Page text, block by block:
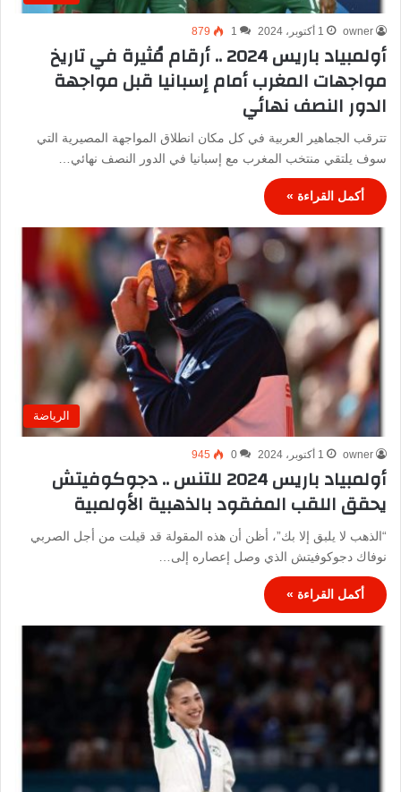
owner 1 أكتوبر، 2024 1
879
أولمبياد باريس 2024 .. أرقام مُثيرة في تاريخ
مواجهات المغرب أمام إسبانيا قبل مواجهة
الدور النصف نهائي
تترقب الجماهير العربية في كل مكان انطلاق المواجهة المصيرية التي
سوف يلتقي منتخب المغرب مع إسبانيا في الدور النصف نهائي…
أكمل القراءة »
الرياضة
owner 1 أكتوبر، 2024 0
945
أولمبياد باريس 2024 للتنس .. دجوكوفيتش
يحقق اللقب المفقود بالذهبية الأولمبية
“الذهب لا يلبق إلا بك”، أظن أن هذه المقولة قد قيلت من أجل الصربي
نوفاك دجوكوفيتش الذي وصل إعصاره إلى…
أكمل القراءة »